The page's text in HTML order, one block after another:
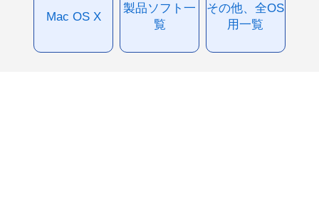
Mac OS X
製品ソフト一
覧
その他、全OS
用一覧